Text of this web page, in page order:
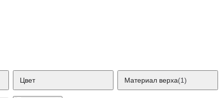
Цвет Материал верха(1)